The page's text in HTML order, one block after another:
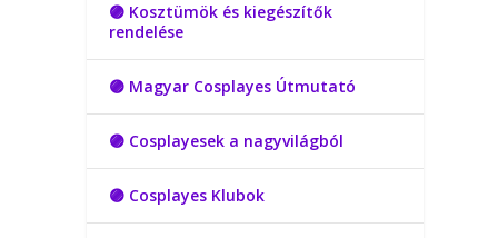
🟣 Kosztümök és kiegészítők
rendelése
🟣 Magyar Cosplayes Útmutató
🟣 Cosplayesek a nagyvilágból
🟣 Cosplayes Klubok